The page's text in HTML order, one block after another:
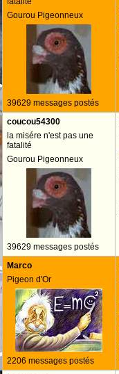
Gourou Pigeonneux
39629 messages postés
coucou54300
la misére n'est pas une
fatalité
Gourou Pigeonneux
39629 messages postés
Marco
Pigeon d'Or
2206 messages postés